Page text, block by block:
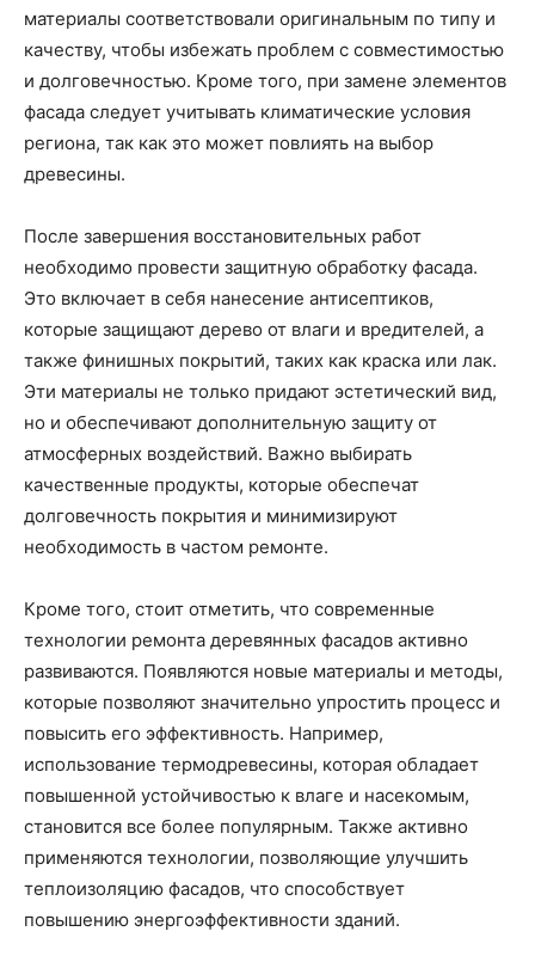
материалы соответствовали оригинальным по типу и
качеству, чтобы избежать проблем с совместимостью
и долговечностью. Кроме того, при замене элементов
фасада следует учитывать климатические условия
региона, так как это может повлиять на выбор
древесины.
После завершения восстановительных работ
необходимо провести защитную обработку фасада.
Это включает в себя нанесение антисептиков,
которые защищают дерево от влаги и вредителей, а
также финишных покрытий, таких как краска или лак.
Эти материалы не только придают эстетический вид,
но и обеспечивают дополнительную защиту от
атмосферных воздействий. Важно выбирать
качественные продукты, которые обеспечат
долговечность покрытия и минимизируют
необходимость в частом ремонте.
Кроме того, стоит отметить, что современные
технологии ремонта деревянных фасадов активно
развиваются. Появляются новые материалы и методы,
которые позволяют значительно упростить процесс и
повысить его эффективность. Например,
использование термодревесины, которая обладает
повышенной устойчивостью к влаге и насекомым,
становится все более популярным. Также активно
применяются технологии, позволяющие улучшить
теплоизоляцию фасадов, что способствует
повышению энергоэффективности зданий.